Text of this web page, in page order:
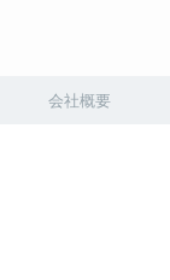
会社概要